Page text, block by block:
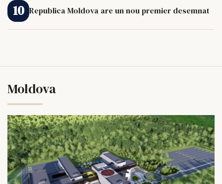
Republica Moldova are un nou premier desemnat
Moldova